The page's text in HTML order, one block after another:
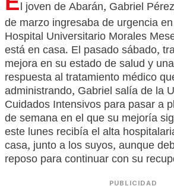
l joven de Abarán, Gabriel
de marzo ingresaba de urgencia
Hospital Universitario Morales
está en casa. El pasado sábado,
mejora en su estado de salud y
respuesta al tratamiento médico
administrando, Gabriel salía de la
Cuidados Intensivos para pasar a
de semana en el que su mejoría
este lunes recibía el alta
casa, junto a los suyos, aunque
reposo para continuar con su
PUBLICIDAD